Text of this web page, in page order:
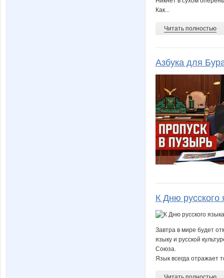
Как...
Читать полностью
Азбука для
К Дню русского
Завтра в мире будет
языку и русской
Союза.
Язык всегда отражает